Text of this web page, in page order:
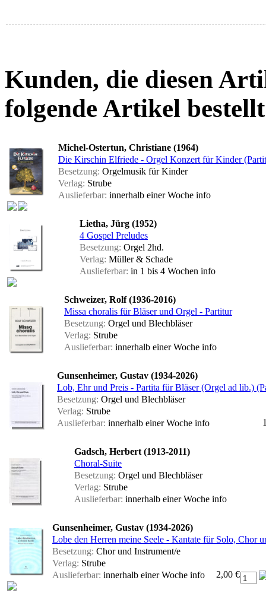
Kunden, die diesen
folgende Artikel
Michel-Ostertun, Christiane (1964)
Die Kirschin Elfriede - Orgel Konzert für Kinder
Besetzung: Orgelmusik für Kinder
Verlag: Strube
Auslieferbar: innerhalb einer Woche info
Lietha, Jürg (1952)
4 Gospel Preludes
Besetzung: Orgel 2hd.
Verlag: Müller & Schade
Auslieferbar: in 1 bis 4 Wochen info
Schweizer, Rolf (1936-2016)
Missa choralis für Bläser und Orgel - Partitur
Besetzung: Orgel und Blechbläser
Verlag: Strube
Auslieferbar: innerhalb einer Woche info
Gunsenheimer, Gustav (1934-2026)
Lob, Ehr und Preis - Partita für Bläser (Orgel ad lib.)
Besetzung: Orgel und Blechbläser
Verlag: Strube
Auslieferbar: innerhalb einer Woche info
Gadsch, Herbert (1913-2011)
Choral-Suite
Besetzung: Orgel und Blechbläser
Verlag: Strube
Auslieferbar: innerhalb einer Woche info
Gunsenheimer, Gustav (1934-2026)
Lobe den Herren meine Seele - Kantate für Solo, Chor
Besetzung: Chor und Instrument/e
Verlag: Strube
Auslieferbar: innerhalb einer Woche info 2,00 €